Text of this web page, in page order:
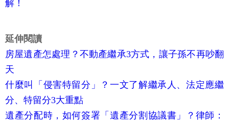
解！
延伸閱讀
房屋遺產怎處理？不動產繼承3方式，讓子孫不再吵翻
天
什麼叫「侵害特留分」？一文了解繼承人、法定應繼
分、特留分3大重點
遺產分配時，如何簽署「遺產分割協議書」？律師：